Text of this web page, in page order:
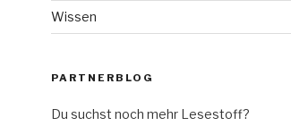
Wissen
PARTNERBLOG
Du suchst noch mehr Lesestoff?